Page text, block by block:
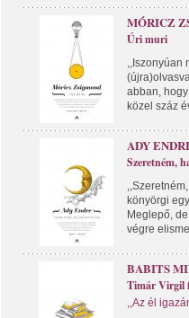
MÓRICZ
Úri muri
abban,
közel száz
ADY
Szeretném,
könyörgi
Meglepő,
végre
BABITS
Timár Virgil
,,Az él